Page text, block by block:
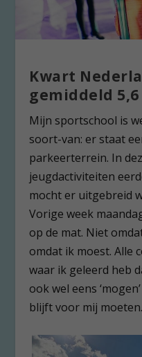
Kwart
gemiddeld
Mijn sportschool is
soort-van: er staat
parkeerterrein. In
jeugdactiviteiten
mocht er uitgebreid
Vorige week
op de mat. Niet
omdat ik moest. Alle
waar ik geleerd heb
ook wel eens
blijft voor mij moeten.